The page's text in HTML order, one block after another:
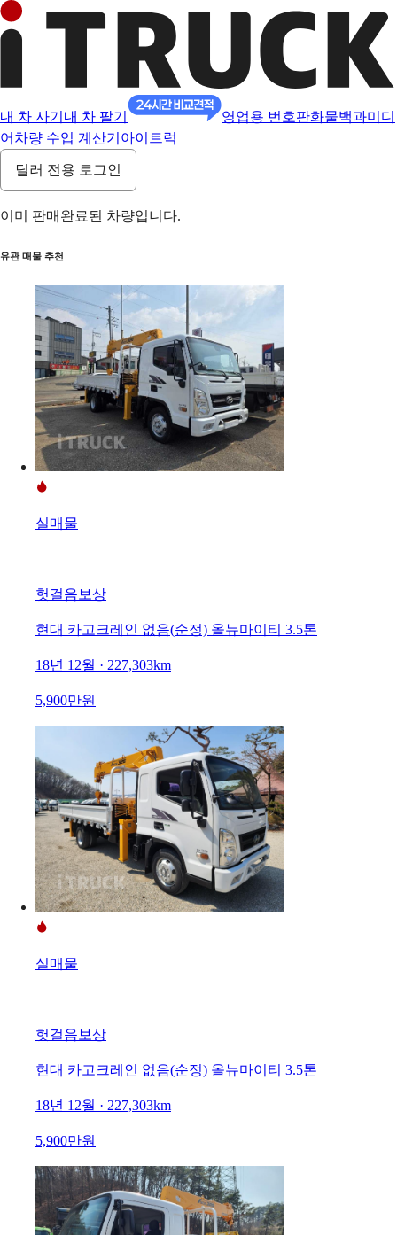
내 차 사기 내 차 팔기 영업용 번호판화물백과미디
어 차량 수입 계산기 아이트럭
딜러 전용 로그인
이미 판매완료된 차량입니다.
유관 매물 추천
실매물
헛걸음보상
현대 카고크레인 없음(순정) 올뉴마이티 3.5톤
18년 12월 · 227,303km
5,900만원
실매물
헛걸음보상
현대 카고크레인 없음(순정) 올뉴마이티 3.5톤
18년 12월 · 227,303km
5,900만원